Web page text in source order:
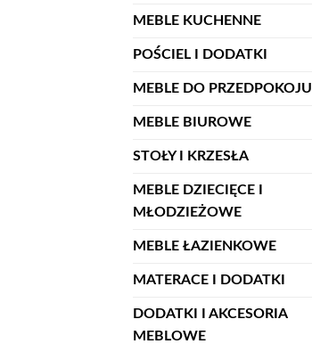
MEBLE KUCHENNE
POŚCIEL I DODATKI
MEBLE DO PRZEDPOKOJU
MEBLE BIUROWE
STOŁY I KRZESŁA
MEBLE DZIECIĘCE I
MŁODZIEŻOWE
MEBLE ŁAZIENKOWE
MATERACE I DODATKI
DODATKI I AKCESORIA
MEBLOWE